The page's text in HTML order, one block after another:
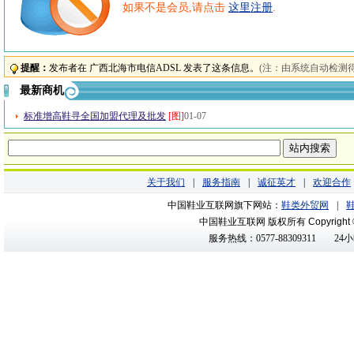
如果不是会员,请点击 这里注册.
提醒： 发布者在 广西北海市电信ADSL 发表了这条信息。 (注：由系统自动检测
最新商机
标准增高鞋寻全国加盟代理及批发 [图]01-07
关于我们 服务指南 诚征英才 欢迎合作
中国鞋业互联网旗下网站： 鞋类外贸网
中国鞋业互联网 版权所有 Copyright
服务热线：0577-88309311
24